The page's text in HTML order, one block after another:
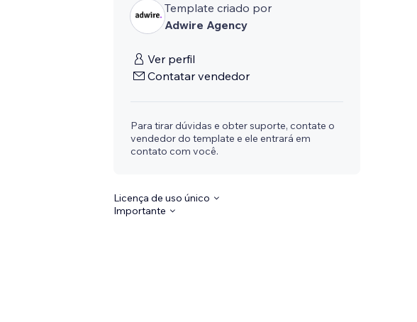
Template criado por
Adwire Agency
Ver perfil
Contatar vendedor
Para tirar dúvidas e obter suporte, contate o
vendedor do template e ele entrará em
contato com você.
Licença de uso único
Importante